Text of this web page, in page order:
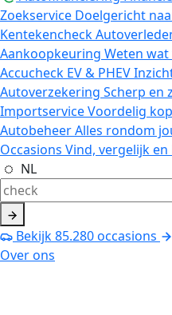
Zoekservice Doelgericht
Kentekencheck
Aankoopkeuring Weten
Accucheck EV & PHEV
Autoverzekering Scherp en
ImportserviceVoordelig
AutobeheerAlles rondom
Occasions Vind, vergelijk
NL
Bekijk85.280occasions
Over ons